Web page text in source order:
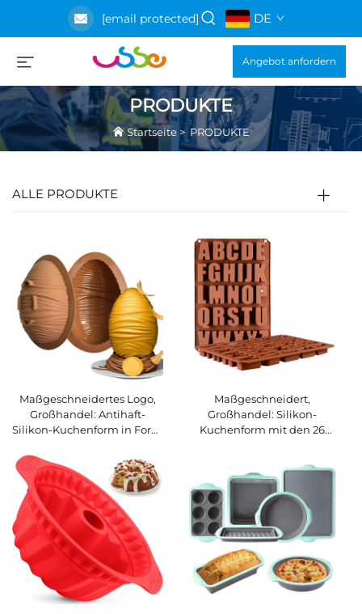
[email protected] DE
Angebot anfordern
PRODUKTE
Startseite >PRODUKTE
ALLE PRODUKTE
Maßgeschneidertes Logo,
Großhandel: Antihaft-
Silikon-Kuchenform in Form
Ostereis, Silikon-
Schokoladenform, DIY-
Backformen
Maßgeschneidert,
Großhandel: Silikon-
Kuchenform mit den 26
Buchstabenausstanzungen,
DIY-Großbuchstaben-
Rechteckform